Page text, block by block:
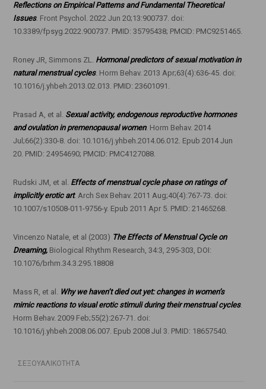
Reflections on Empirical Patterns and Fundamental Theoretical
Issues. Front Psychol. 2022 Jun 20;13:900737. doi:
10.3389/fpsyg.2022.900737. PMID: 35795438; PMCID: PMC9251465.
Roney JR, Simmons ZL. Hormonal predictors of sexual motivation in
natural menstrual cycles. Horm Behav. 2013 Apr;63(4):636-45. doi:
10.1016/j.yhbeh.2013.02.013. PMID: 23601091.
Prasad A, et al. Sexual activity, endogenous reproductive hormones
and ovulation in premenopausal women. Horm Behav. 2014
Jul;66(2):330-8. doi: 10.1016/j.yhbeh.2014.06.012. Epub 2014 Jun
20. PMID: 24954690; PMCID: PMC4127088.
Rudski JM, et al. Effects of menstrual cycle phase on ratings of
implicitly erotic art. Arch Sex Behav. 2011 Aug;40(4):767-73. doi:
10.1007/s10508-011-9756-y. Epub 2011 Apr 5. PMID: 21465268.
Vincenzo Natale, et al (2003) The Effects of Menstrual Cycle on
Dreaming, Biological Rhythm Research, 34:3, 295-303, DOI:
10.1076/brhm.34.3.295.18808
Mass R, et al. Why we haven’t died out yet: changes in women’s
mimic reactions to visual erotic stimuli during their menstrual cycles.
Horm Behav. 2009 Feb;55(2):267-71. doi:
10.1016/j.yhbeh.2008.06.007. Epub 2008 Jul 3. PMID: 18657540.
ΣΕΞΟΥΑΛΙΚΟΤΗΤΑ